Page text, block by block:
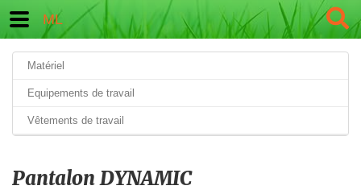
ML
Matériel
Equipements de travail
Vêtements de travail
Pantalon DYNAMIC